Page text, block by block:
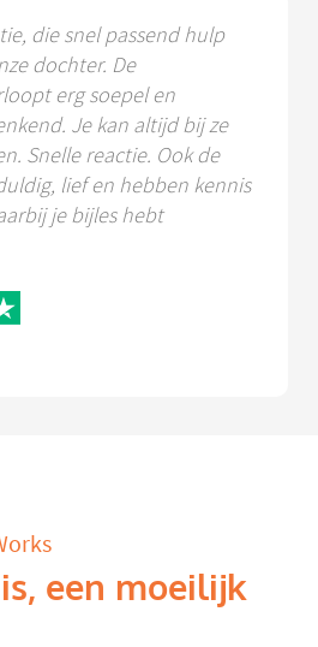
die snel passend hulp
dochter. De
erg soepel en
Je kan altijd bij ze
Snelle reactie. Ook de
lief en hebben kennis
je bijles hebt
een moeilijk